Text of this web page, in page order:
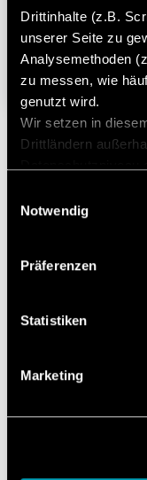
Drittinhalte (z.B.
unserer Seite zu
Analysemethoden
zu messen, wie
genutzt wird.
Wir setzen in
Drittländern
Betroffenenrechte,
Einwilligung mit
Notwendig
Präferenzen
Statistiken
Marketing
Handgriff
09. August 2021
Mit dem
permanent auf